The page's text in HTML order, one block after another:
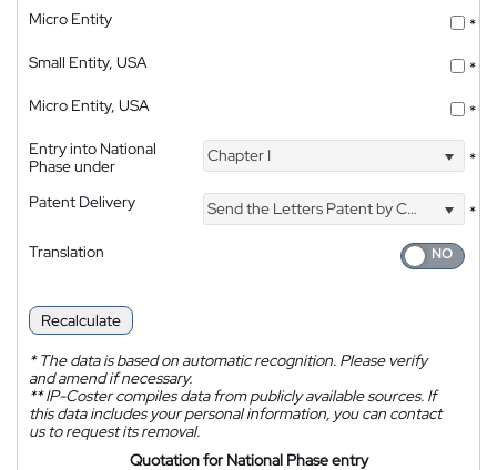
Micro Entity
*
Small Entity, USA
*
Micro Entity, USA
*
Entry into National
Phase under
Chapter I *
Patent Delivery Send the Letters Patent by Courier
*
Translation
Recalculate
*The data is based on automatic recognition. Please verify
and amend if necessary.
**IP-Coster compiles data from publicly available sources. If
this data includes your personal information, you can contact
us to request its removal.
Quotation for National Phase entry